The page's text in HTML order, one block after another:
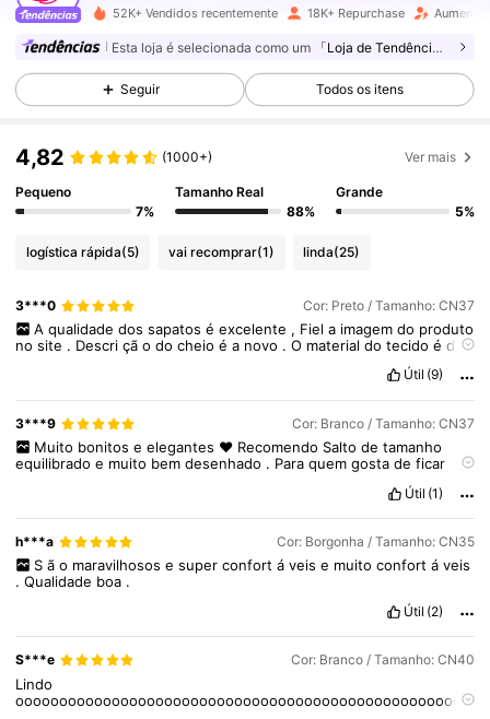
l***e seguiu3 horas atrás
4,84 39K Seguidores
4,84 39K Seguidores
39K Seguidores
4,84 39K Seguidores
39K Seguidores
52K+ Vendidos recentemente 18K+ Repurchase Aumento
Esta loja é selecionada como um 「Loja de Tendências」
Seguir Todos os itens
4,82 (1000+) Ver mais
Pequeno
7%
Tamanho Real
88%
Grande
5%
logística rápida(5) vai recomprar(1) linda(25)
3***0 Cor: Preto / Tamanho: CN37
A qualidade dos sapatos é excelente , Fiel a imagem do produto
nosite . Descriçãodocheioéa novo .O materialdotecidoéde
maravilhoso
Útil (9)
3***9 Cor: Branco / Tamanho: CN37
Muito bonitos e elegantes ❤️ Recomendo Salto de tamanho
equilibradoe muito bemdesenhado . Paraquemgostadeficar
Útil (1)
h***a Cor: Borgonha / Tamanho: CN35
S ã o maravilhosos e super confort á veis e muito confort á veis
.Qualidade boa .
Útil (2)
S***e Cor: Branco / Tamanho: CN40
Lindo
oooooooooooooooooooooooooooooooooooooooooooooooooooo